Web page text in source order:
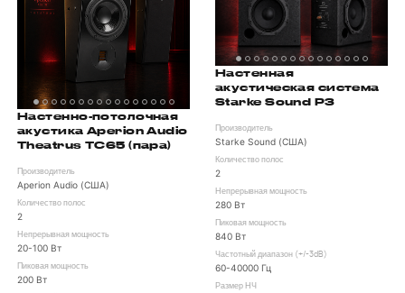
Настенно-потолочная
акустика Aperion Audio
Theatrus TC65 (пара)
Производитель
Aperion Audio (США)
Количество полос
2
Непрерывная мощность
20-100 Вт
Пиковая мощность
200 Вт
Настенная
акустическая система
Starke Sound P3
Производитель
Starke Sound (США)
Количество полос
2
Непрерывная мощность
280 Вт
Пиковая мощность
840 Вт
Частотный диапазон (+/-3dB)
60-40000 Гц
Размер НЧ